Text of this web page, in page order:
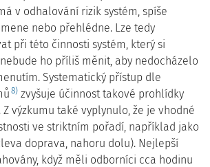
v odhalování rizik systém, spíše
nebo přehlédne. Lze tedy
při této činnosti systém, který si
ho příliš měnit, aby nedocházelo
Systematický přístup dle
8) zvyšuje účinnost takové prohlídky
Z výzkumu také vyplynulo, že je vhodné
ve striktním pořadí, například jako
doprava, nahoru dolu). Nejlepší
když měli odborníci cca hodinu